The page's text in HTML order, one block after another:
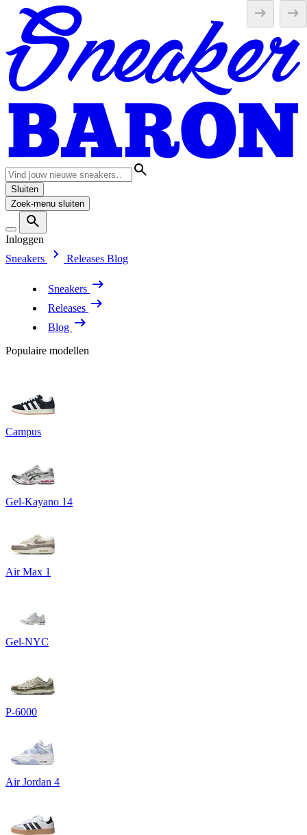
Sluiten
Zoek-menu sluiten
Inloggen
Sneakers
Releases Blog
Sneakers
Releases
Blog
Populaire modellen
Campus
Gel-Kayano 14
Air Max 1
Gel-NYC
P-6000
Air Jordan 4